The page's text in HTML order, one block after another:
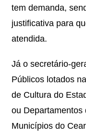
tem demanda,
justificativa para
atendida.
Já o secretário-
Públicos lotados
de Cultura do
ou Departamentos
Municípios do